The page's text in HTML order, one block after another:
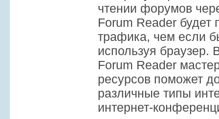
чтении форумов
Forum Reader будет
трафика, чем если
используя браузер.
Forum Reader
ресурсов поможет
различные типы
интернет-